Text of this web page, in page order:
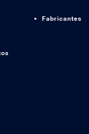
Fabricantes